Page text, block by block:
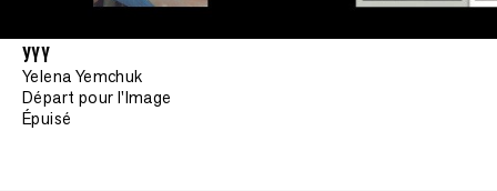
УYY
Yelena Yemchuk
Départ pour l'Image
Épuisé